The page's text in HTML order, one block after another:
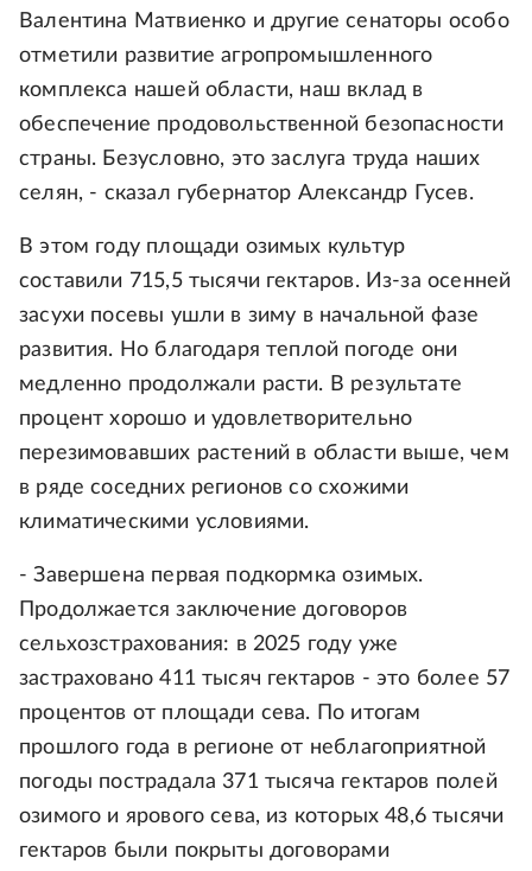
Валентина Матвиенко и другие сенаторы особо
отметили развитие агропромышленного
комплекса нашей области, наш вклад в
обеспечение продовольственной безопасности
страны. Безусловно, это заслуга труда наших
селян, - сказал губернатор Александр Гусев.
В этом году площади озимых культур
составили 715,5 тысячи гектаров. Из-за осенней
засухи посевы ушли в зиму в начальной фазе
развития. Но благодаря теплой погоде они
медленно продолжали расти. В результате
процент хорошо и удовлетворительно
перезимовавших растений в области выше, чем
в ряде соседних регионов со схожими
климатическими условиями.
- Завершена первая подкормка озимых.
Продолжается заключение договоров
сельхозстрахования: в 2025 году уже
застраховано 411 тысяч гектаров - это более 57
процентов от площади сева. По итогам
прошлого года в регионе от неблагоприятной
погоды пострадала 371 тысяча гектаров полей
озимого и ярового сева, из которых 48,6 тысячи
гектаров были покрыты договорами